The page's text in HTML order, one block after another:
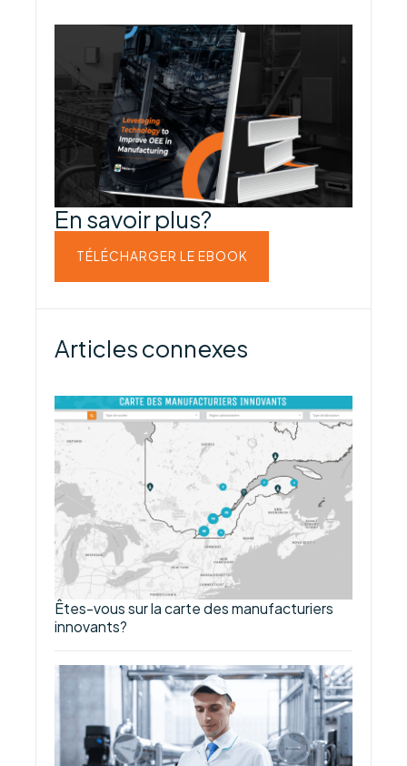
En savoir plus?
TÉLÉCHARGER LE EBOOK
Articles connexes
Êtes-vous sur la carte des manufacturiers
innovants?